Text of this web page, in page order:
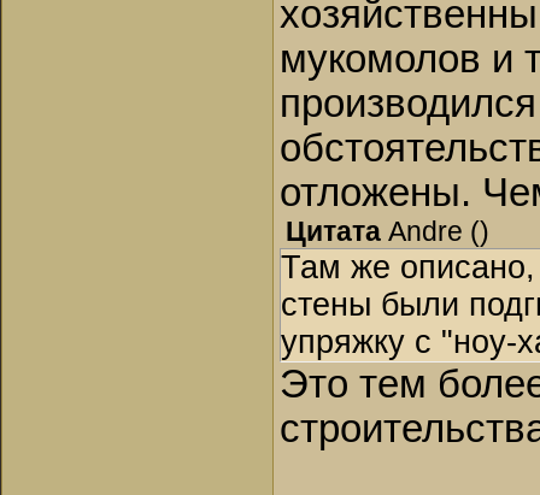
мукомолов и
отложены.
Цитата Andre ()
Там же описано,
стены были
упряжку с "ноу-
Это тем